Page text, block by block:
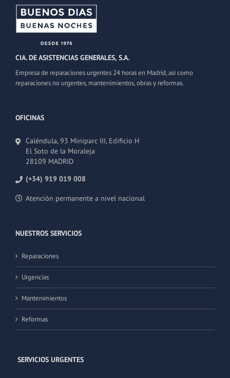
CIA. DE ASISTENCIAS GENERALES, S.A.
Empresa de reparaciones urgentes 24 horas en Madrid, así como
reparaciones no urgentes, mantenimientos, obras y reformas.
OFICINAS
Caléndula, 93 Miniparc III, Edificio H
El Soto de la Moraleja
28109 MADRID
(+34) 919 019 008
Atención permanente a nivel nacional
NUESTROS SERVICIOS
Reparaciones
Urgencias
Mantenimientos
Reformas
SERVICIOS URGENTES